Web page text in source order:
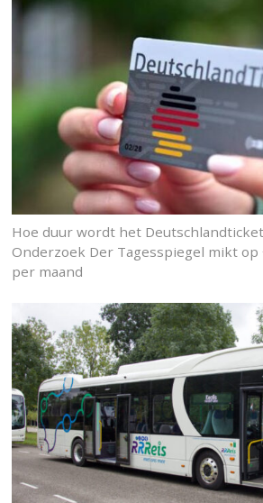
Hoe duur wordt het
Onderzoek Der Tagesspiegel mikt op
per maand